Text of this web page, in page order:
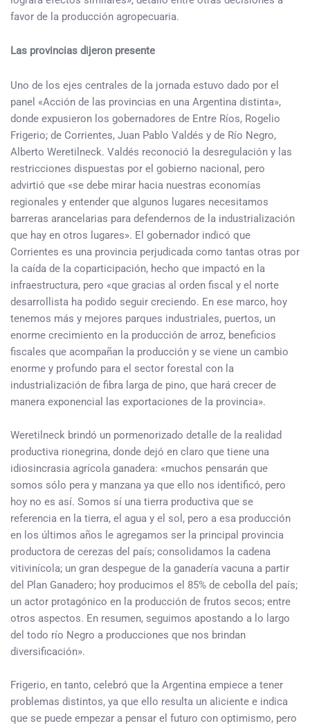
favor de la producción agropecuaria.
Las provincias dijeron presente
Uno de los ejes centrales de la jornada estuvo dado por el
panel «Acción de las provincias en una Argentina distinta»,
donde expusieron los gobernadores de Entre Ríos, Rogelio
Frigerio; de Corrientes, Juan Pablo Valdés y de Río Negro,
Alberto Weretilneck. Valdés reconoció la desregulación y las
restricciones dispuestas por el gobierno nacional, pero
advirtió que «se debe mirar hacia nuestras economías
regionales y entender que algunos lugares necesitamos
barreras arancelarias para defendernos de la industrialización
que hay en otros lugares». El gobernador indicó que
Corrientes es una provincia perjudicada como tantas otras por
la caída de la coparticipación, hecho que impactó en la
infraestructura, pero «que gracias al orden fiscal y el norte
desarrollista ha podido seguir creciendo. En ese marco, hoy
tenemos más y mejores parques industriales, puertos, un
enorme crecimiento en la producción de arroz, beneficios
fiscales que acompañan la producción y se viene un cambio
enorme y profundo para el sector forestal con la
industrialización de fibra larga de pino, que hará crecer de
manera exponencial las exportaciones de la provincia».
Weretilneck brindó un pormenorizado detalle de la realidad
productiva rionegrina, donde dejó en claro que tiene una
idiosincrasia agrícola ganadera: «muchos pensarán que
somos sólo pera y manzana ya que ello nos identificó, pero
hoy no es así. Somos sí una tierra productiva que se
referencia en la tierra, el agua y el sol, pero a esa producción
en los últimos años le agregamos ser la principal provincia
productora de cerezas del país; consolidamos la cadena
vitivinícola; un gran despegue de la ganadería vacuna a partir
del Plan Ganadero; hoy producimos el 85% de cebolla del país;
un actor protagónico en la producción de frutos secos; entre
otros aspectos. En resumen, seguimos apostando a lo largo
del todo río Negro a producciones que nos brindan
diversificación».
Frigerio, en tanto, celebró que la Argentina empiece a tener
problemas distintos, ya que ello resulta un aliciente e indica
que se puede empezar a pensar el futuro con optimismo, pero